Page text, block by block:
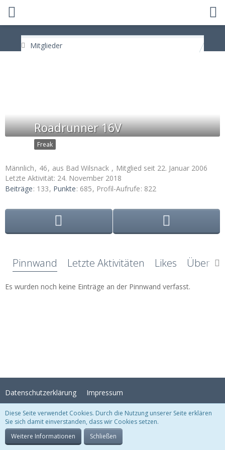
Mitglieder
Roadrunner 16V
Freak
Männlich 46 aus Bad Wilsnack
Mitglied seit 22. Januar 2006
Letzte Aktivität: 24. November 2018
Beiträge 133 Punkte 685 Profil-Aufrufe 822
Pinnwand Letzte Aktivitäten Likes Über
Es wurden noch keine Einträge an der Pinnwand verfasst.
Datenschutzerklärung Impressum
Stil:Crystal Temptation , erstellt vonKittMedia
Community-Software:
Diese Seite verwendet Cookies. Durch die Nutzung unserer Seite erklären
Sie sich damit einverstanden, dass wir Cookies setzen.
Weitere Informationen
Schließen